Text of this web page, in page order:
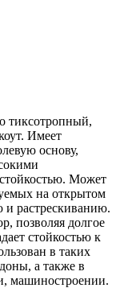
тиксотропный,
Имеет
основу,
Может
на открытом
и растрескиванию.
позволяя долгое
стойкостью к
в таких
а также в
машиностроении.